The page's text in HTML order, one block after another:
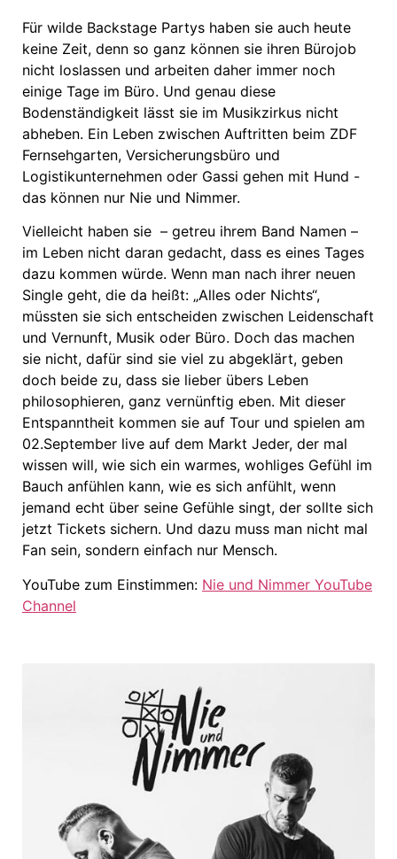
Für wilde Backstage Partys haben sie auch heute
keine Zeit, denn so ganz können sie ihren Bürojob
nicht loslassen und arbeiten daher immer noch
einige Tage im Büro. Und genau diese
Bodenständigkeit lässt sie im Musikzirkus nicht
abheben. Ein Leben zwischen Auftritten beim ZDF
Fernsehgarten, Versicherungsbüro und
Logistikunternehmen oder Gassi gehen mit Hund ­-
das können nur Nie und Nimmer.
Vielleicht haben sie – getreu ihrem Band Namen –
im Leben nicht daran gedacht, dass es eines Tages
dazu kommen würde. Wenn man nach ihrer neuen
Single geht, die da heißt: „Alles oder Nichts“,
müssten sie sich entscheiden zwischen Leidenschaft
und Vernunft, Musik oder Büro. Doch das machen
sie nicht, dafür sind sie viel zu abgeklärt, geben
doch beide zu, dass sie lieber übers Leben
philosophieren, ganz vernünftig eben. Mit dieser
Entspanntheit kommen sie auf Tour und spielen am
02.September live auf dem Markt Jeder, der mal
wissen will, wie sich ein warmes, wohliges Gefühl im
Bauch anfühlen kann, wie es sich anfühlt, wenn
jemand echt über seine Gefühle singt, der sollte sich
jetzt Tickets sichern. Und dazu muss man nicht mal
Fan sein, sondern einfach nur Mensch.
YouTube zum Einstimmen: Nie und Nimmer YouTube
Channel